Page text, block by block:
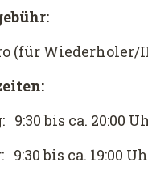
(für
9:30 bis ca. 20:00
9:30 bis ca. 19:00